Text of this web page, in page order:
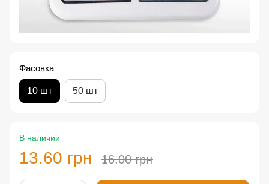
Фасовка
10 шт 50 шт
В наличии
13.60 грн 16.00 грн